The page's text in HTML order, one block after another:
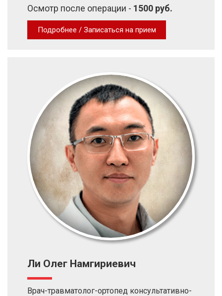
Осмотр после операции - 1500 руб.
Подробнее / Записаться на прием
Ли Олег Намгириевич
Врач-травматолог-ортопед консультативно-